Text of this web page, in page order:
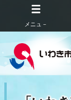
メニュ－